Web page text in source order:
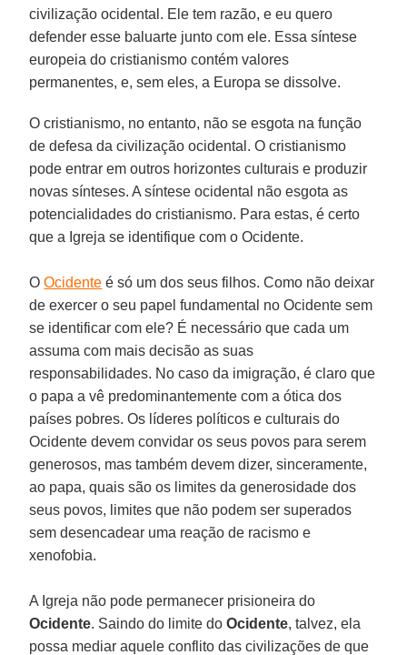
civilização ocidental. Ele tem razão, e eu quero
defender esse baluarte junto com ele. Essa síntese
europeia do cristianismo contém valores
permanentes, e, sem eles, a Europa se dissolve.
O cristianismo, no entanto, não se esgota na função
de defesa da civilização ocidental. O cristianismo
pode entrar em outros horizontes culturais e produzir
novas sínteses. A síntese ocidental não esgota as
potencialidades do cristianismo. Para estas, é certo
que a Igreja se identifique com o Ocidente.
OOcidente é só um dos seus filhos. Como não deixar
de exercer o seu papel fundamental no Ocidente sem
se identificar com ele? É necessário que cada um
assuma com mais decisão as suas
responsabilidades. No caso da imigração, é claro que
o papa a vê predominantemente com a ótica dos
países pobres. Os líderes políticos e culturais do
Ocidente devem convidar os seus povos para serem
generosos, mas também devem dizer, sinceramente,
ao papa, quais são os limites da generosidade dos
seus povos, limites que não podem ser superados
sem desencadear uma reação de racismo e
xenofobia.
A Igreja não pode permanecer prisioneira do
Ocidente. Saindo do limite doOcidente, talvez, ela
possa mediar aquele conflito das civilizações de que